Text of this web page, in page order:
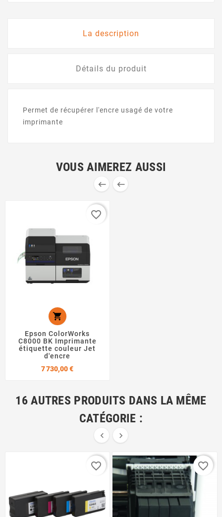
La description
Détails du produit
Permet de récupérer l'encre usagé de votre
imprimante
VOUS AIMEREZ AUSSI
 

Epson ColorWorks
C8000 BK Imprimante
étiquette couleur Jet
d'encre
7 730,00 €Prix
favorite_border
16 AUTRES PRODUITS DANS LA MÊME
CATÉGORIE :
 
favorite_border favorite_border